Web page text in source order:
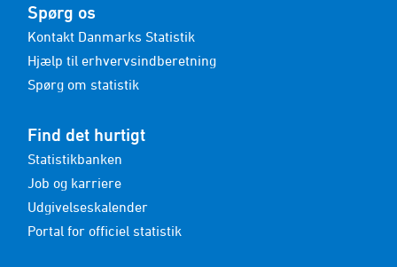
Spørg os
Kontakt Danmarks Statistik
Hjælp til erhvervsindberetning
Spørg om statistik
Find det hurtigt
Statistikbanken
Job og karriere
Udgivelseskalender
Portal for officiel statistik